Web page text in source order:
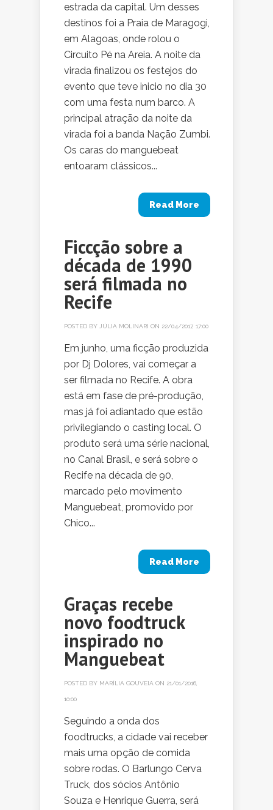
estrada da capital. Um desses
destinos foi a Praia de Maragogi,
em Alagoas, onde rolou o
Circuito Pé na Areia. A noite da
virada finalizou os festejos do
evento que teve inicio no dia 30
com uma festa num barco. A
principal atração da noite da
virada foi a banda Nação Zumbi.
Os caras do manguebeat
entoaram clássicos...
Read More
Ficcção sobre a
década de 1990
será filmada no
Recife
POSTED BY JÚLIA MOLINARI ON 22/04/2017, 17:00
Em junho, uma ficção produzida
por Dj Dolores, vai começar a
ser filmada no Recife. A obra
está em fase de pré-produção,
mas já foi adiantado que estão
privilegiando o casting local. O
produto será uma série nacional,
no Canal Brasil, e será sobre o
Recife na década de 90,
marcado pelo movimento
Manguebeat, promovido por
Chico...
Read More
Graças recebe
novo foodtruck
inspirado no
Manguebeat
POSTED BY MARÍLIA GOUVEIA ON 21/01/2016,
10:00
Seguindo a onda dos
foodtrucks, a cidade vai receber
mais uma opção de comida
sobre rodas. O Barlungo Cerva
Truck, dos sócios Antônio
Souza e Henrique Guerra, será